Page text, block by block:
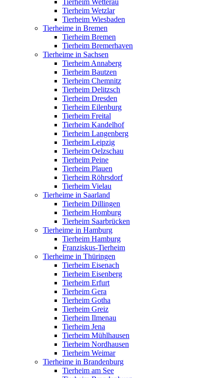
Tierheim Wetterau
Tierheim Wetzlar
Tierheim Wiesbaden
Tierheime in Bremen
Tierheim Bremen
Tierheim Bremerhaven
Tierheime in Sachsen
Tierheim Annaberg
Tierheim Bautzen
Tierheim Chemnitz
Tierheim Delitzsch
Tierheim Dresden
Tierheim Eilenburg
Tierheim Freital
Tierheim Kandelhof
Tierheim Langenberg
Tierheim Leipzig
Tierheim Oelzschau
Tierheim Peine
Tierheim Plauen
Tierheim Röhrsdorf
Tierheim Vielau
Tierheime in Saarland
Tierheim Dillingen
Tierheim Homburg
Tierheim Saarbrücken
Tierheime in Hamburg
Tierheim Hamburg
Franziskus-Tierheim
Tierheime in Thüringen
Tierheim Eisenach
Tierheim Eisenberg
Tierheim Erfurt
Tierheim Gera
Tierheim Gotha
Tierheim Greiz
Tierheim Ilmenau
Tierheim Jena
Tierheim Mühlhausen
Tierheim Nordhausen
Tierheim Weimar
Tierheime in Brandenburg
Tierheim am See